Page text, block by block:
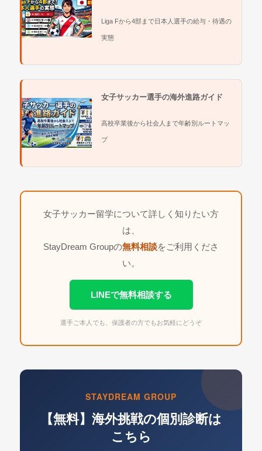
Liga Fから4部まで日本人選手の給与・待遇の
実態
女子サッカー選手の海外進路ガイド
高校卒業後から社会人まで年齢別ルートマッ
プ
女子サッカー留学について詳しく知りたい方
は、
StayDream Groupの無料相談をご利用くださ
い。
LINEで無料相談する
選手ご本人でも、保護者の方でもお気軽にどうぞ
STAYDREAM GROUP
【無料】海外挑戦の個別診断は
こちら